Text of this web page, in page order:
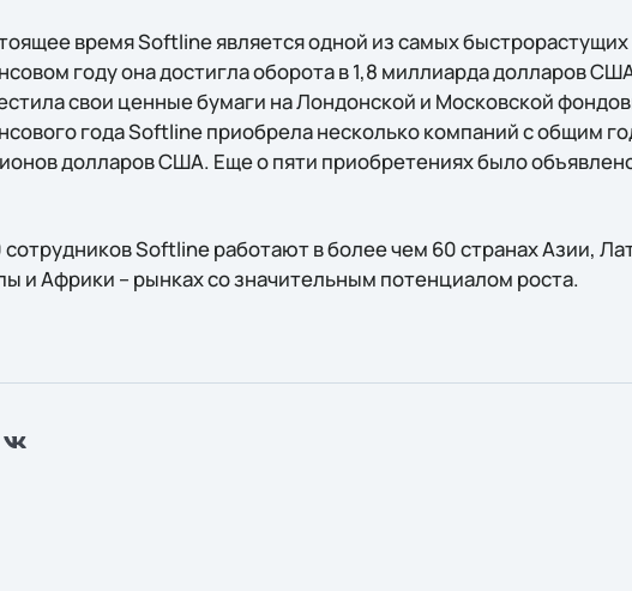
время Softline является одной из самых
году она достигла оборота в 1,8 миллиарда долларов
свои ценные бумаги на Лондонской и Московской
года Softline приобрела несколько компаний с общим
долларов США. Еще о пяти приобретениях было
сотрудников Softline работают в более чем 60 странах Азии,
и Африки – рынках со значительным потенциалом роста.